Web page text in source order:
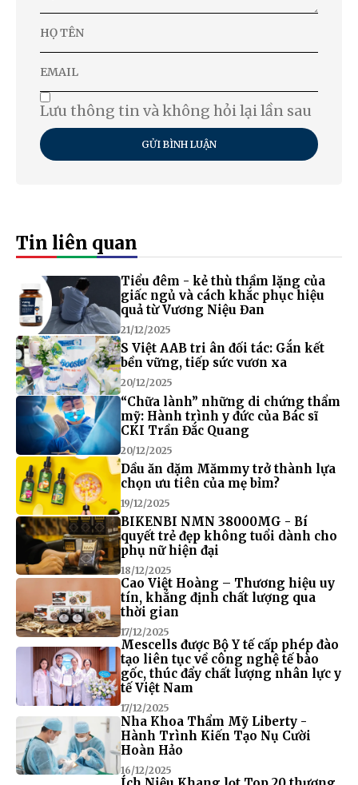
Lưu thông tin và không hỏi lại lần sau
GỬI BÌNH LUẬN
Tin liên quan
Tiểu đêm - kẻ thù thầm lặng của
giấc ngủ và cách khắc phục hiệu
quả từ Vương Niệu Đan
21/12/2025
S Việt AAB tri ân đối tác: Gắn kết
bền vững, tiếp sức vươn xa
20/12/2025
“Chữa lành” những di chứng thẩm
mỹ: Hành trình y đức của Bác sĩ
CKI Trần Đắc Quang
20/12/2025
Dầu ăn dặm Mămmy trở thành lựa
chọn ưu tiên của mẹ bỉm?
19/12/2025
BIKENBI NMN 38000MG - Bí
quyết trẻ đẹp không tuổi dành cho
phụ nữ hiện đại
18/12/2025
Cao Việt Hoàng – Thương hiệu uy
tín, khẳng định chất lượng qua
thời gian
17/12/2025
Mescells được Bộ Y tế cấp phép đào
tạo liên tục về công nghệ tế bào
gốc, thúc đẩy chất lượng nhân lực y
tế Việt Nam
17/12/2025
Nha Khoa Thẩm Mỹ Liberty -
Hành Trình Kiến Tạo Nụ Cười
Hoàn Hảo
16/12/2025